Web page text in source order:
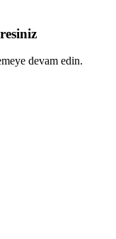
devam edin.